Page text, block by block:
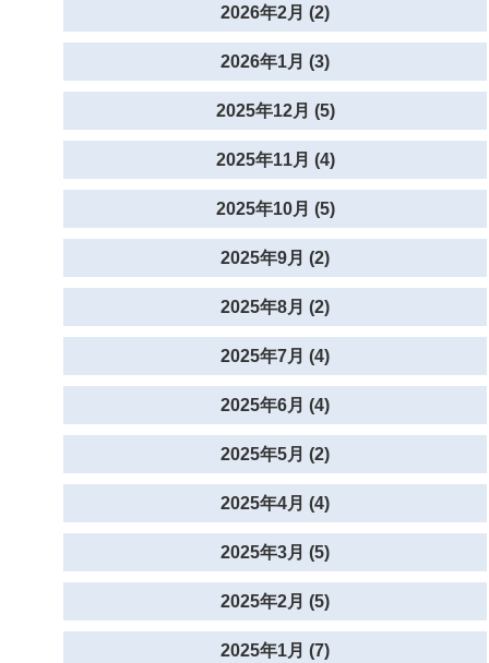
2026年2月 (2)
2026年1月 (3)
2025年12月 (5)
2025年11月 (4)
2025年10月 (5)
2025年9月 (2)
2025年8月 (2)
2025年7月 (4)
2025年6月 (4)
2025年5月 (2)
2025年4月 (4)
2025年3月 (5)
2025年2月 (5)
2025年1月 (7)